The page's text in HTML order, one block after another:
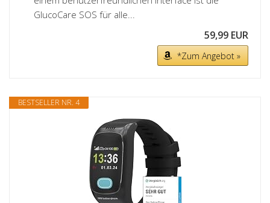
GlucoCare SOS für alle...
59,99 EUR
*Zum Angebot »
BESTSELLER NR. 4